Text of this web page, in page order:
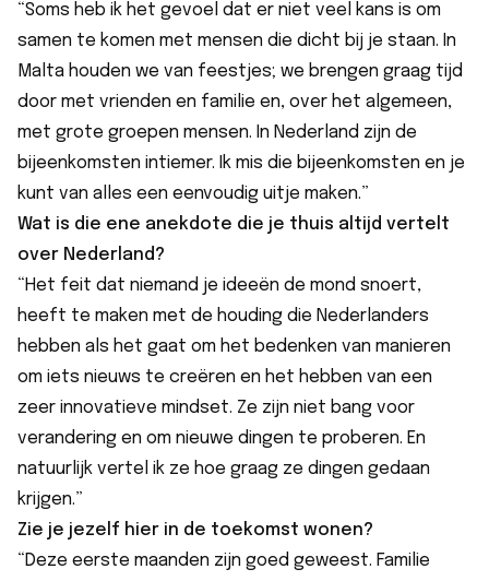
“Soms heb ik het gevoel dat er niet veel kans is om
samen te komen met mensen die dicht bij je staan. In
Malta houden we van feestjes; we brengen graag tijd
door met vrienden en familie en, over het algemeen,
met grote groepen mensen. In Nederland zijn de
bijeenkomsten intiemer. Ik mis die bijeenkomsten en je
kunt van alles een eenvoudig uitje maken.”
Wat is die ene anekdote die je thuis altijd vertelt
over Nederland?
“Het feit dat niemand je ideeën de mond snoert,
heeft te maken met de houding die Nederlanders
hebben als het gaat om het bedenken van manieren
om iets nieuws te creëren en het hebben van een
zeer innovatieve mindset. Ze zijn niet bang voor
verandering en om nieuwe dingen te proberen. En
natuurlijk vertel ik ze hoe graag ze dingen gedaan
krijgen.”
Zie je jezelf hier in de toekomst wonen?
“Deze eerste maanden zijn goed geweest. Familie